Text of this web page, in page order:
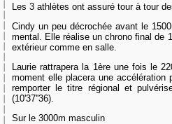
Les 3 athlètes ont assuré tour à tour
Cindy un peu décrochée avant le
mental. Elle réalise un chrono final de
extérieur comme en salle.
Laurie rattrapera la 1ère une fois le
moment elle placera une
remporter le titre régional et
(10'37''36).
Sur le 3000m masculin